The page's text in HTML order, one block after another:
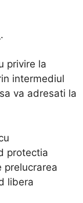
.
privire la
intermediul
va adresati la
protectia
prelucrarea
libera